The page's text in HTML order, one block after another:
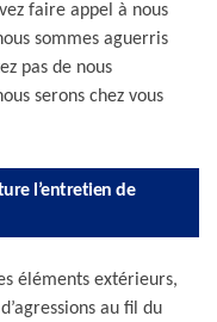
faire appel à nous
sommes aguerris
pas de nous
serons chez vous
l’entretien de
éléments extérieurs,
au fil du